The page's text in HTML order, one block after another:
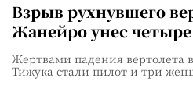
Взрыв рухнувшего
Жанейро унес
Жертвами падения вертолета
Тижука стали пилот и три